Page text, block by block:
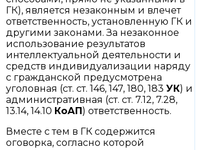
ГК), является незаконным и влечет
ответственность, установленную ГК и
другими законами. За незаконное
использование результатов
интеллектуальной деятельности и
средств индивидуализации наряду
с гражданской предусмотрена
уголовная (ст. ст. 146, 147, 180, 183 УК) и
административная (ст. ст. 7.12, 7.28,
13.14, 14.10 КоАП) ответственность.
Вместе с тем в ГК содержится
оговорка, согласно которой